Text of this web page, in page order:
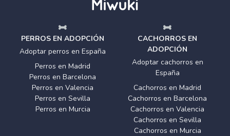
PERROS EN ADOPCIÓN
Adoptar perros en España
Perros en Madrid
Perros en Barcelona
Perros en Valencia
Perros en Sevilla
Perros en Murcia
CACHORROS EN
ADOPCIÓN
Adoptar cachorros en
España
Cachorros en Madrid
Cachorros en Barcelona
Cachorros en Valencia
Cachorros en Sevilla
Cachorros en Murcia